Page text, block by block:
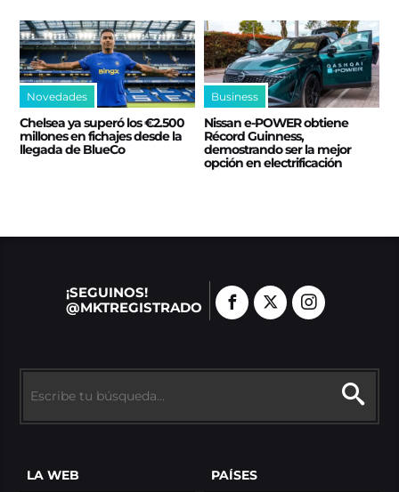
Novedades
Chelsea ya superó los €2.500
millones en fichajes desde la
llegada de BlueCo
Business
Nissan e‑POWER obtiene
Récord Guinness,
demostrando ser la mejor
opción en electrificación
¡SEGUINOS!
@MKTREGISTRADO
LA WEB PAÍSES